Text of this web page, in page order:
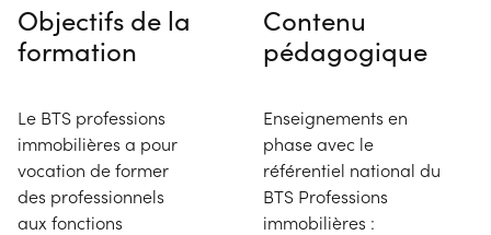
Objectifs de la
formation
Le BTS professions
immobilières a pour
vocation de former
des professionnels
aux fonctions
Contenu
pédagogique
Enseignements en
phase avec le
référentiel national du
BTS Professions
immobilières :